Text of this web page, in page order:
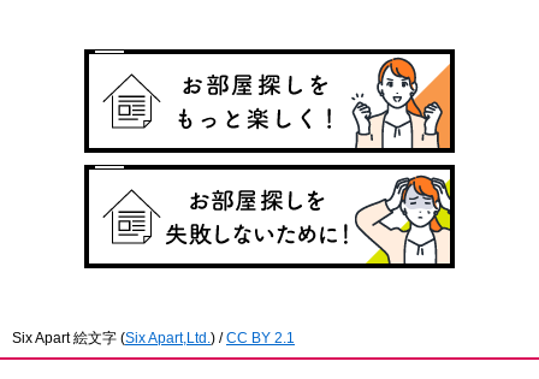
Six Apart 絵文字 (Six Apart,Ltd. ) /CC BY 2.1